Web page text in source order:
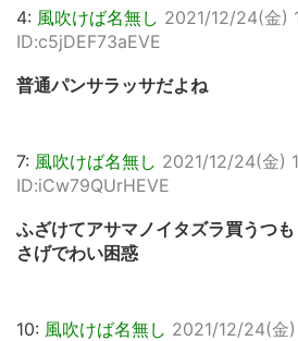
4: 風吹けば名無し 2021/12/24(金)
ID:c5jDEF73aEVE
普通パンサラッサだよね
7: 風吹けば名無し 2021/12/24(金)
ID:iCw79QUrHEVE
ふざけてアサマノイタズラ買うつ
さげでわい困惑
10: 風吹けば名無し 2021/12/24(金